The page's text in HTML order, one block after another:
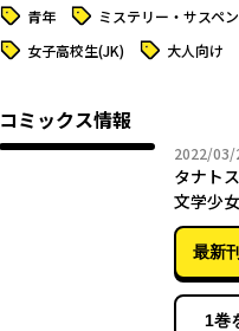
タグ 青年 タグ ミステリー・サスペ
タグ 女子高校生(JK) タグ 大人向け
コミックス情報
2022/03/
タナト
最新
1巻